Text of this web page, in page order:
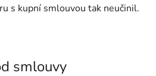
s kupní smlouvou tak neučinil.
smlouvy